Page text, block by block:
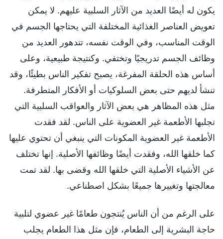
يكون له أيضًا العديد من الآثار السلبية عليهم. لا يمكن
تعويض العناصر الغذائية المختلفة التي يحتاجها الجسم في
الوقت المناسب، وفي الوقت نفسه، تتدهور العديد من
وظائف الجسم تدريجيًا وتختفي. وكنتيجة طبيعية، وعلى
أساس هذه الحلقة المفرغة، يصبح تفكير الناس بطيئًا، وقد
تنشأ لديهم حتى بعض السلوكيات أو الأفكار المتطرفة.
مثل هذه المظاهر هي بعض الآثار والعواقب السلبية التي
تجلبها الأطعمة غير العضوية على الناس. لقد فقدت
الأطعمة غير العضوية المكونات التي ينبغي أن تحتوي عليها
كما خلقها الله، وفقدت أيضًا وظائفها الأصلية. إنها تختلف
عن الأشياء الأصلية التي خلقها الله وقضى بها. لقد تمت
معالجتها وتغييرها جميعًا بشكل اصطناعي.
على الرغم من أن الناس يُنتجون طعامًا غير عضوي لتلبية
حاجة البشرية إلى الطعام، فإن مثل هذا الطعام يجلب